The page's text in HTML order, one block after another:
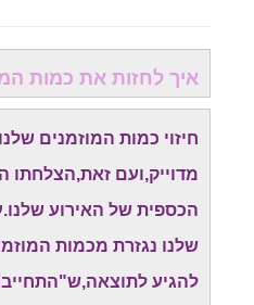
איך לחזות את כמות
חיזוי כמות המוזמנים
מדוייק,ועם זאת,הצלחתו
הכספית של האירוע
שלנו נגזרת מכמות
להגיע